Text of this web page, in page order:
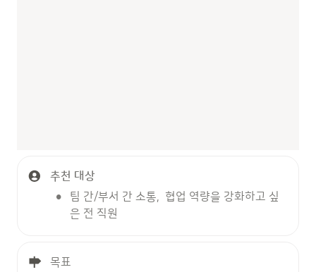
추천 대상
•
팀 간/부서 간 소통,  협업 역량을 강화하고 싶
은 전 직원
목표